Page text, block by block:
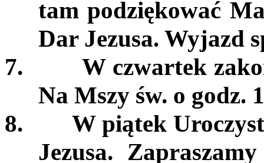
tam podziękować
Dar Jezusa. Wyjazd
7.
W czwartek
Na Mszy św. o godz.
8.
W piątek
Jezusa.